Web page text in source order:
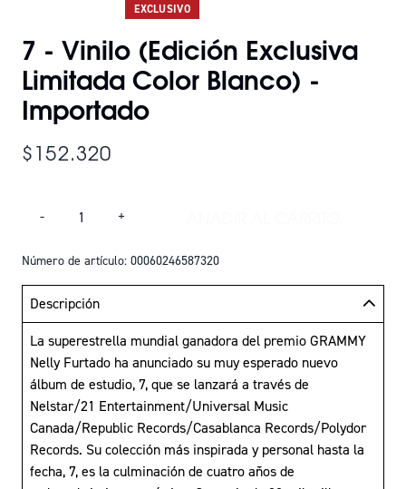
EXCLUSIVO
7 - Vinilo (Edición Exclusiva
Limitada Color Blanco) -
Importado
$152.320
- +
Número de artículo: 00060246587320
Descripción
La superestrella mundial ganadora del premio GRAMMY
Nelly Furtado ha anunciado su muy esperado nuevo
álbum de estudio, 7, que se lanzará a través de
Nelstar/21 Entertainment/Universal Music
Canada/Republic Records/Casablanca Records/Polydor
Records. Su colección más inspirada y personal hasta la
fecha, 7, es la culminación de cuatro años de